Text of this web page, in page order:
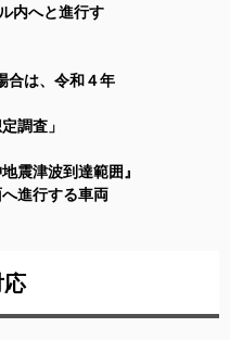
へと進行す
合は、令和４年
調査」
津波到達範囲』
進行する車両